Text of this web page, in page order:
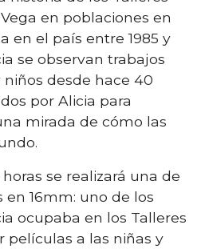
en poblaciones en
en el país entre 1985 y
se observan trabajos
desde hace 40
por Alicia para
mirada de cómo las
se realizará una de
16mm: uno de los
ocupaba en los Talleres
películas a las niñas y